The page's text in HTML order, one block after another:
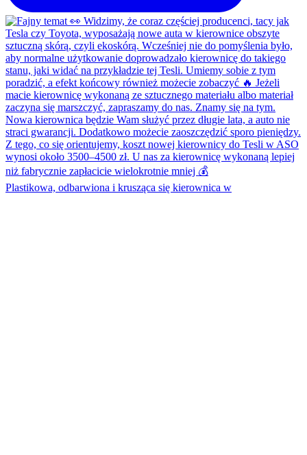
Plastikowa, odbarwiona i krusząca się kierownica w